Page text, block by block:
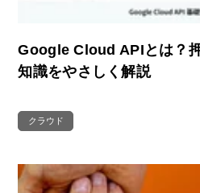
Google Cloud APIとは？
知識をやさしく解説
クラウド